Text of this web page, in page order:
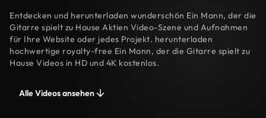
Entdecken und herunterladen wunderschön Ein Mann, der die
Gitarre spielt zu Hause Aktien Video-Szene und Aufnahmen
für Ihre Website oder jedes Projekt. herunterladen
hochwertige royalty-free Ein Mann, der die Gitarre spielt zu
Hause Videos in HD und 4K kostenlos.
Alle Videos ansehen